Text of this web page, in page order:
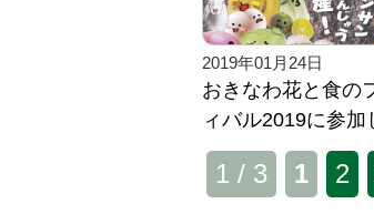
2019年01月24日
おきなわ花と食の
ィバル2019に参加
1 / 3 1 2